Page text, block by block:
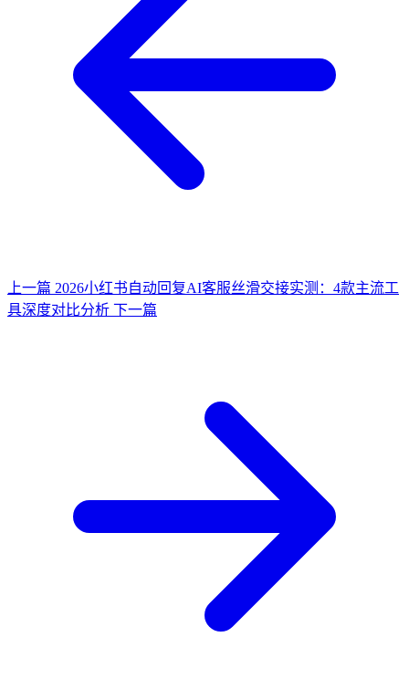
上一篇 2026小红书自动回复AI客服丝滑交接实测：4款主流工
具深度对比分析 下一篇